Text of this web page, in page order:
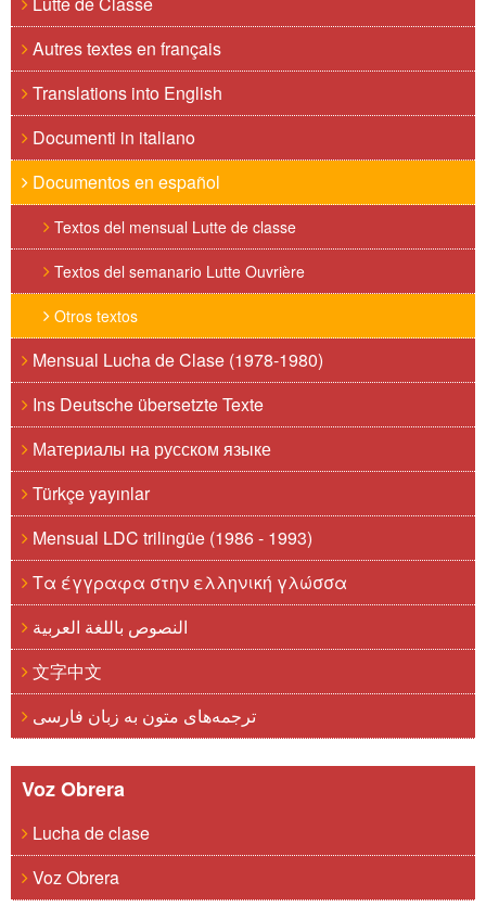
Autres textes en français
Translations into English
Documenti in italiano
Documentos en español
Textos del mensual Lutte de classe
Textos del semanario Lutte Ouvrière
Otros textos
Mensual Lucha de Clase (1978-1980)
Ins Deutsche übersetzte Texte
Материалы на русском языке
Türkçe yayınlar
Mensual LDC trilingüe (1986 - 1993)
Τα έγγραφα στην ελληνική γλώσσα
النصوص باللغة العربية
文字中文
ترجمه‌های متون به زبان فارسی
Voz Obrera
Lucha de clase
Voz Obrera